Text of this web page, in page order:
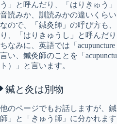
う」と呼んだり、「はりきゅう
音読みか、訓読みかの違いくら
なので、「鍼灸師」の呼び方も
り、「はりきゅうし」と呼んだり
ちなみに、英語では「
言い、鍼灸師のことを「
ト）」と言います。
鍼と灸は別物
他のページでもお話しますが、
師」と「きゅう師」に分かれます